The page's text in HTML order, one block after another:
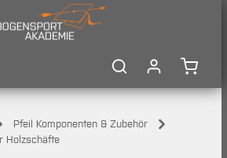
Pfeil Komponenten & Zubehör
Holzschäfte